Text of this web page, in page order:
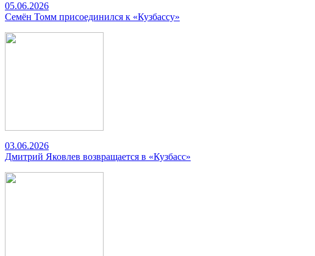
05.06.2026
Семён Томм присоединился к «Кузбассу»
03.06.2026
Дмитрий Яковлев возвращается в «Кузбасс»